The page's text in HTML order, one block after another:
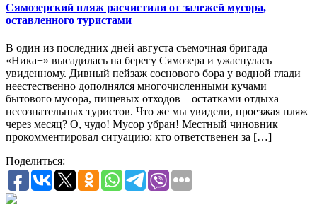
Сямозерский пляж расчистили от залежей мусора,
оставленного туристами
В один из последних дней августа съемочная бригада
«Ника+» высадилась на берегу Сямозера и ужаснулась
увиденному. Дивный пейзаж соснового бора у водной глади
неестественно дополнялся многочисленными кучами
бытового мусора, пищевых отходов – остатками отдыха
несознательных туристов. Что же мы увидели, проезжая пляж
через месяц? О, чудо! Мусор убран! Местный чиновник
прокомментировал ситуацию: кто ответственен за […]
Поделиться: